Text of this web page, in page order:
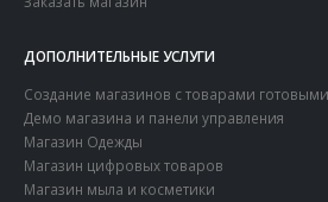
ДОПОЛНИТЕЛЬНЫЕ УСЛУГИ
Создание магазинов с товарами
Демо магазина и панели управления
Магазин Одежды
Магазин цифровых товаров
Магазин мыла и косметики